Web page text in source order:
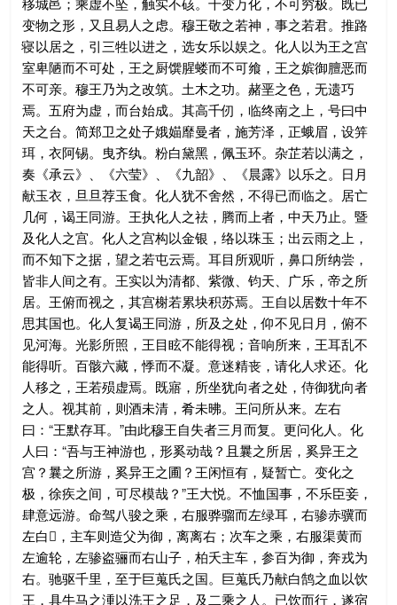
变物之形，又且易人之虑。穆王敬之若神，事之若君。推路
寝以居之，引三牲以进之，选女乐以娱之。化人以为王之宫
室卑陋而不可处，王之厨馔腥蝼而不可飨，王之嫔御膻恶而
不可亲。穆王乃为之改筑。土木之功。赭垩之色，无遗巧
焉。五府为虚，而台始成。其高千仞，临终南之上，号曰中
天之台。简郑卫之处子娥媌靡曼者，施芳泽，正蛾眉，设笄
珥，衣阿锡。曳齐纨。粉白黛黑，佩玉环。杂芷若以满之，
奏《承云》、《六莹》、《九韶》、《晨露》以乐之。日月
献玉衣，旦旦荐玉食。化人犹不舍然，不得已而临之。居亡
几何，谒王同游。王执化人之祛，腾而上者，中天乃止。暨
及化人之宫。化人之宫构以金银，络以珠玉；出云雨之上，
而不知下之据，望之若屯云焉。耳目所观听，鼻口所纳尝，
皆非人间之有。王实以为清都、紫微、钧天、广乐，帝之所
居。王俯而视之，其宫榭若累块积苏焉。王自以居数十年不
思其国也。化人复谒王同游，所及之处，仰不见日月，俯不
见河海。光影所照，王目眩不能得视；音响所来，王耳乱不
能得听。百骸六藏，悸而不凝。意迷精丧，请化人求还。化
人移之，王若殒虚焉。既寤，所坐犹向者之处，侍御犹向者
之人。视其前，则酒未清，肴未昲。王问所从来。左右
曰：“王默存耳。”由此穆王自失者三月而复。更问化人。化
人曰：“吾与王神游也，形奚动哉？且曩之所居，奚异王之
宫？曩之所游，奚异王之圃？王闲恒有，疑暂亡。变化之
极，徐疾之间，可尽模哉？”王大悦。不恤国事，不乐臣妾，
肆意远游。命驾八骏之乘，右服骅骝而左绿耳，右骖赤骥而
左白𣙤，主车则造父为御，离离右；次车之乘，右服渠黄而
左逾轮，左骖盗骊而右山子，柏夭主车，参百为御，奔戎为
右。驰驱千里，至于巨蒐氏之国。巨蒐氏乃献白鹄之血以饮
王，具牛马之湩以洗王之足，及二乘之人。已饮而行，遂宿